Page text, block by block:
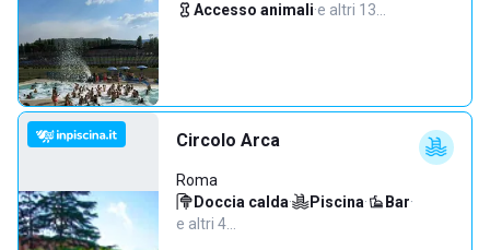
Accesso animali·e altri 13…
Circolo Arca
Roma
Doccia calda· Piscina· Bar·
e altri 4…